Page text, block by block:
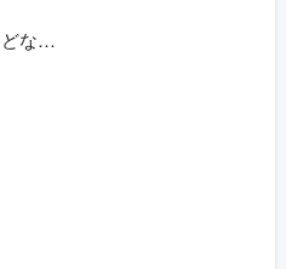
どな…